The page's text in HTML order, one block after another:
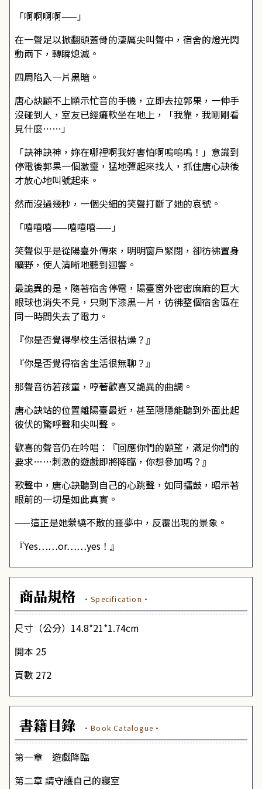
「啊啊啊啊——」
在一聲足以掀翻頭蓋骨的淒厲尖叫聲中，宿舍的燈光閃
動兩下，轉瞬熄滅。
四周陷入一片黑暗。
唐心訣顧不上顯示忙音的手機，立即去拉郭果，一伸手
沒碰到人，室友已經癱軟坐在地上，「我靠，我剛剛看
見什麼……」
「訣神訣神，妳在哪裡啊我好害怕啊嗚嗚嗚！」意識到
停電後郭果一個激靈，猛地彈起來找人，抓住唐心訣後
才放心地叫號起來。
然而沒過幾秒，一個尖細的笑聲打斷了她的哀號。
「嘻嘻嘻——嘻嘻嘻——」
笑聲似乎是從陽臺外傳來，明明窗戶緊閉，卻彷彿置身
曠野，使人清晰地聽到迴響。
最詭異的是，隨著宿舍停電，陽臺窗外密密麻麻的巨大
眼球也消失不見，只剩下漆黑一片，彷彿整個宿舍區在
同一時間失去了電力。
『你是否覺得學校生活很枯燥？』
『你是否覺得宿舍生活很無聊？』
那聲音彷若孩童，哼著歡喜又詭異的曲調。
唐心訣站的位置離陽臺最近，甚至隱隱能聽到外面此起
彼伏的驚呼聲和尖叫聲。
歡喜的聲音仍在吟唱：『回應你們的願望，滿足你們的
要求……刺激的遊戲即將降臨，你想參加嗎？』
歌聲中，唐心訣聽到自己的心跳聲，如同擂鼓，昭示著
眼前的一切是如此真實。
——這正是她縈繞不散的噩夢中，反覆出現的景象。
『Yes……or……yes！』
商品規格 ·Specification·
尺寸（公分）14.8*21*1.74cm
開本 25
頁數 272
書籍目錄 ·Book Catalogue·
第一章 遊戲降臨
第二章 請守護自己的寢室